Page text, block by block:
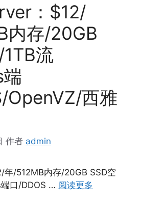
：$12/
内存/20GB
流
OpenVZ/西雅
作者 admin
/512MB内存/20GB SSD空
口/DDOS … 阅读更多